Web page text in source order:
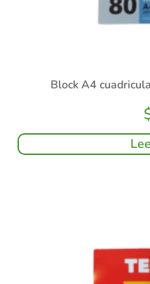
Block A4